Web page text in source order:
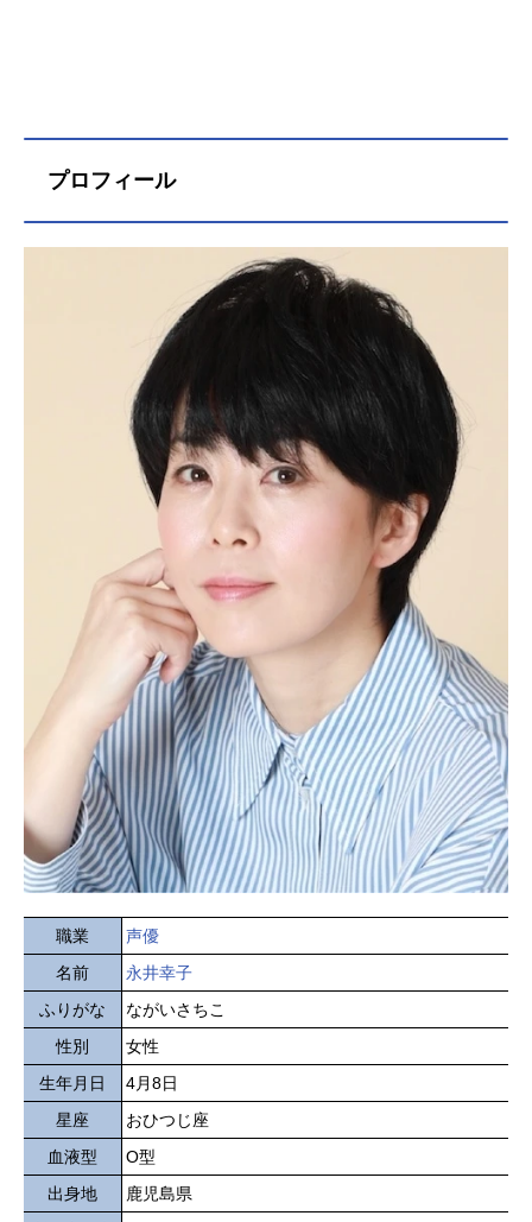
プロフィール
職業
声優
名前
永井幸子
ふりがな
ながいさちこ
性別
女性
生年月日
4月8日
星座
おひつじ座
血液型
O型
出身地
鹿児島県